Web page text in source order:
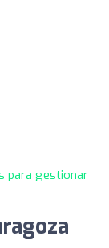
para gestionar